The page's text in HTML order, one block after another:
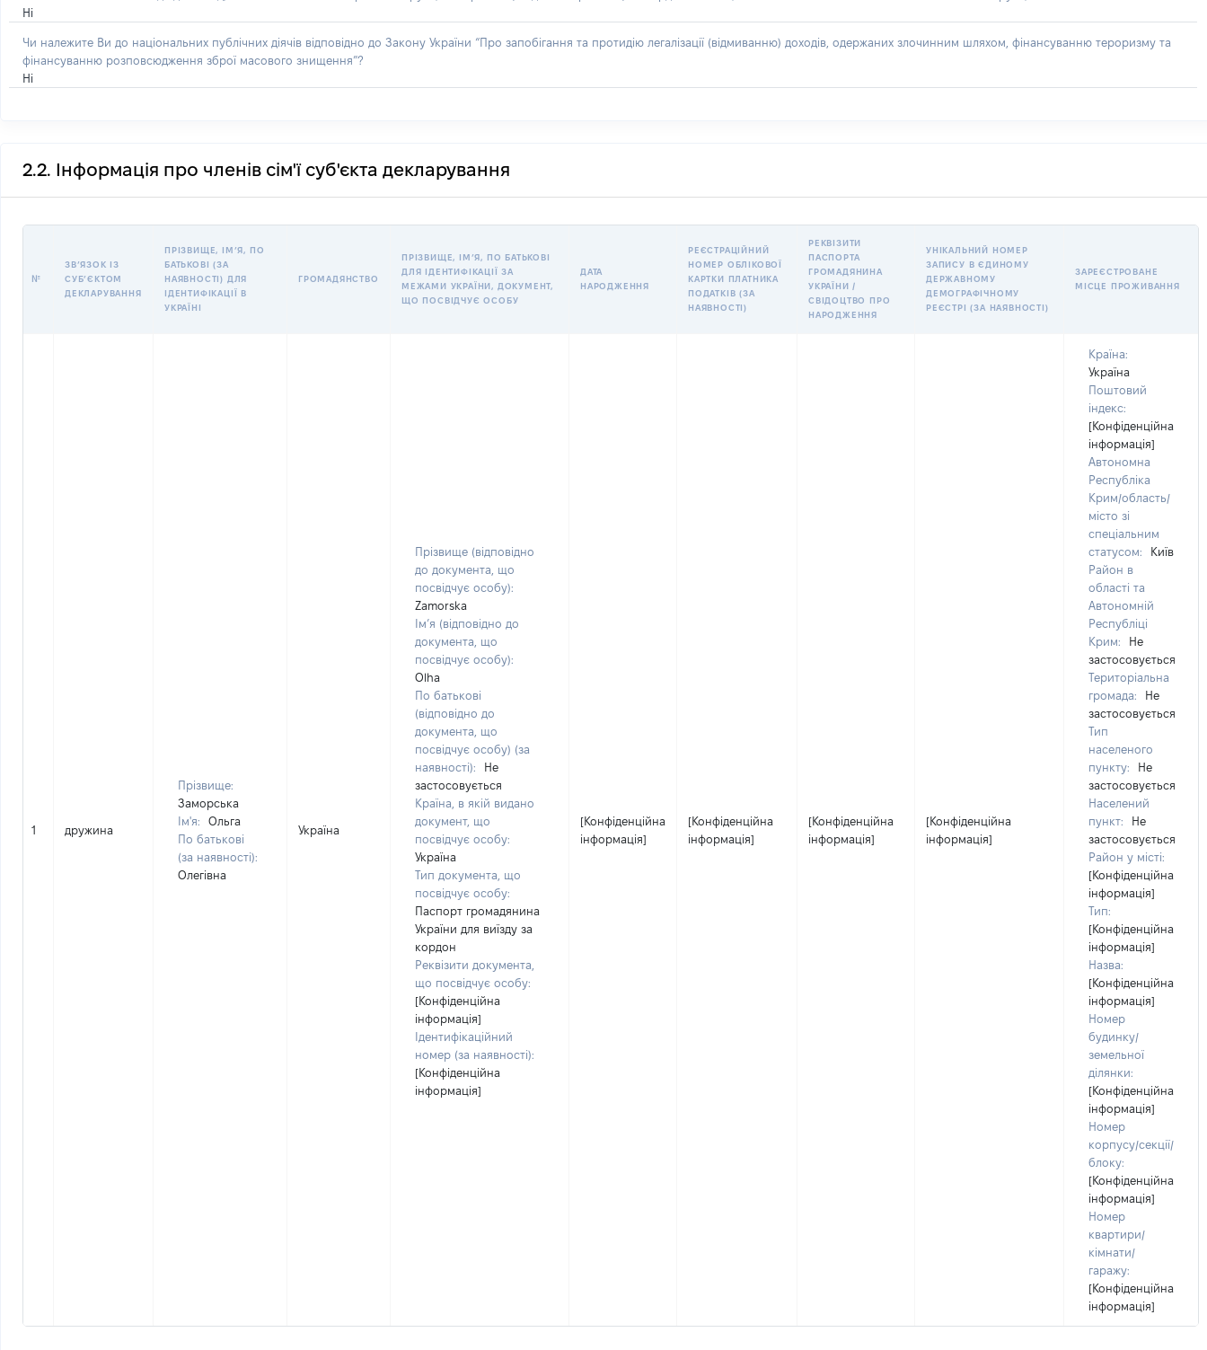
Ні
Чи належите Ви до національних публічних діячів відповідно до Закону України “Про запобігання та протидію легалізації (відмиванню) доходів, одержаних злочинним шляхом, фінансуванню тероризму та
фінансуванню розповсюдження зброї масового знищення”?
Ні
2.2. Інформація про членів сім'ї суб'єкта декларування
№
ЗВʼЯЗОК ІЗ
СУБʼЄКТОМ
ДЕКЛАРУВАННЯ
ПРІЗВИЩЕ, ІМʼЯ, ПО
БАТЬКОВІ (ЗА
НАЯВНОСТІ) ДЛЯ
ІДЕНТИФІКАЦІЇ В
УКРАЇНІ
ГРОМАДЯНСТВО
ПРІЗВИЩЕ, ІМʼЯ, ПО БАТЬКОВІ
ДЛЯ ІДЕНТИФІКАЦІЇ ЗА
МЕЖАМИ УКРАЇНИ, ДОКУМЕНТ,
ЩО ПОСВІДЧУЄ ОСОБУ
ДАТА
НАРОДЖЕННЯ
РЕЄСТРАЦІЙНИЙ
НОМЕР ОБЛІКОВОЇ
КАРТКИ ПЛАТНИКА
ПОДАТКІВ (ЗА
НАЯВНОСТІ)
РЕКВІЗИТИ
ПАСПОРТА
ГРОМАДЯНИНА
УКРАЇНИ /
СВІДОЦТВО ПРО
НАРОДЖЕННЯ
УНІКАЛЬНИЙ НОМЕР
ЗАПИСУ В ЄДИНОМУ
ДЕРЖАВНОМУ
ДЕМОГРАФІЧНОМУ
РЕЄСТРІ (ЗА НАЯВНОСТІ)
ЗАРЕЄСТРОВАНЕ
МІСЦЕ ПРОЖИВАННЯ
1 дружина
Прізвище:
Заморська
Ім'я:
Ольга
По батькові
(за наявності):
Олегівна
Україна
Прізвище (відповідно
до документа, що
посвідчує особу):
Zamorska
Ім’я (відповідно до
документа, що
посвідчує особу):
Olha
По батькові
(відповідно до
документа, що
посвідчує особу) (за
наявності):
Не
застосовується
Країна, в якій видано
документ, що
посвідчує особу:
Україна
Тип документа, що
посвідчує особу:
Паспорт громадянина
України для виїзду за
кордон
Реквізити документа,
що посвідчує особу:
[Конфіденційна
інформація]
Ідентифікаційний
номер (за наявності):
[Конфіденційна
інформація]
[Конфіденційна
інформація]
[Конфіденційна
інформація]
[Конфіденційна
інформація]
[Конфіденційна
інформація]
Країна:
Україна
Поштовий
індекс:
[Конфіденційна
інформація]
Автономна
Республіка
Крим/область/
місто зі
спеціальним
статусом:
Київ
Район в
області та
Автономній
Республіці
Крим:
Не
застосовується
Територіальна
громада:
Не
застосовується
Тип
населеного
пункту:
Не
застосовується
Населений
пункт:
Не
застосовується
Район у місті:
[Конфіденційна
інформація]
Тип:
[Конфіденційна
інформація]
Назва:
[Конфіденційна
інформація]
Номер
будинку/
земельної
ділянки:
[Конфіденційна
інформація]
Номер
корпусу/секції/
блоку:
[Конфіденційна
інформація]
Номер
квартири/
кімнати/
гаражу:
[Конфіденційна
інформація]